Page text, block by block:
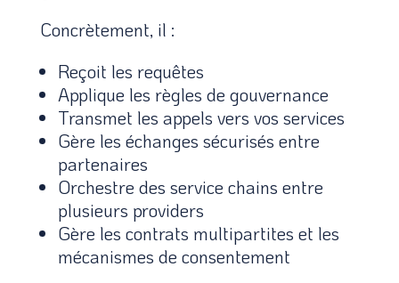
Concrètement, il :
Reçoit les requêtes
Applique les règles de gouvernance
Transmet les appels vers vos services
Gère les échanges sécurisés entre
partenaires
Orchestre des service chains entre
plusieurs providers
Gère les contrats multipartites et les
mécanismes de consentement